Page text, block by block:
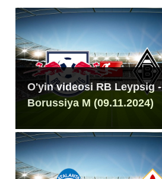
O'yin videosi RB Leypsig -
Borussiya M (09.11.2024)